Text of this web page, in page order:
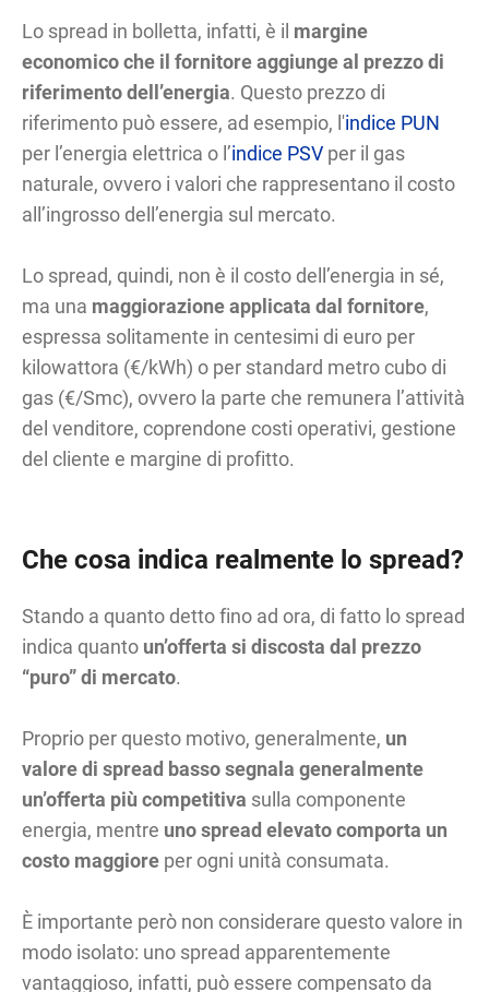
Lo spread in bolletta, infatti, è il margine
economico che il fornitore aggiunge al prezzo di
riferimento dell’energia. Questo prezzo di
riferimento può essere, ad esempio, l'indice PUN
per l’energia elettrica o l’indice PSV per il gas
naturale, ovvero i valori che rappresentano il costo
all’ingrosso dell’energia sul mercato.
Lo spread, quindi, non è il costo dell’energia in sé,
ma una maggiorazione applicata dal fornitore,
espressa solitamente in centesimi di euro per
kilowattora (€/kWh) o per standard metro cubo di
gas (€/Smc), ovvero la parte che remunera l’attività
del venditore, coprendone costi operativi, gestione
del cliente e margine di profitto.
Che cosa indica realmente lo spread?
Stando a quanto detto fino ad ora, di fatto lo spread
indica quanto un’offerta si discosta dal prezzo
“puro” di mercato.
Proprio per questo motivo, generalmente, un
valore di spread basso segnala generalmente
un’offerta più competitiva sulla componente
energia, mentre uno spread elevato comporta un
costo maggiore per ogni unità consumata.
È importante però non considerare questo valore in
modo isolato: uno spread apparentemente
vantaggioso, infatti, può essere compensato da